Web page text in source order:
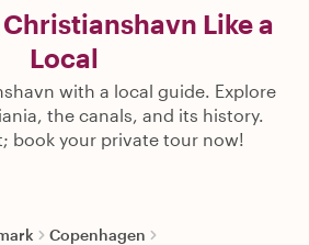
Like a
Local
with a local guide. Explore
the canals, and its history.
book your private tour now!
Copenhagen